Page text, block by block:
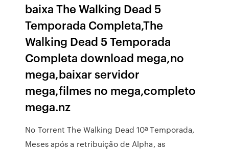
baixa The Walking Dead 5
Temporada Completa,The
Walking Dead 5 Temporada
Completa download mega,no
mega,baixar servidor
mega,filmes no mega,completo
mega.nz
No Torrent The Walking Dead 10ª Temporada,
Meses após a retribuição de Alpha, as